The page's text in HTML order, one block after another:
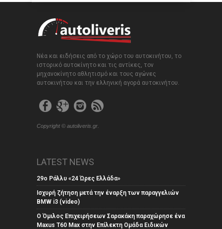
Νέα και ειδήσεις από το χώρο του αυτοκινήτου, το
ιστορικό αυτοκίνητο και τις αντίκες, τον
μηχανοκίνητο αθλητισμό και τους αγώνες
αυτοκινήτου και την ελληνική αγορά αυτοκινήτου.
Copyright © autoliveris.gr.
LATEST NEWS
29ο Ράλλυ «24 Ώρες Ελλάδα»
Ισχυρή ζήτηση μετά την έναρξη των παραγγελιών
BMW i3 (video)
Ο Όμιλος Επιχειρήσεων Σαρακάκη παραχώρησε ένα
Maxus T60 Max στην Επίλεκτη Ομάδα Ειδικών